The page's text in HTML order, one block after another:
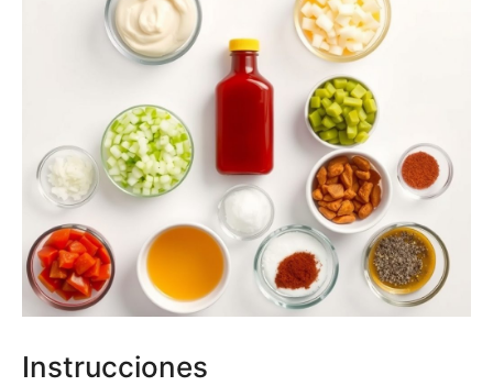
Instrucciones